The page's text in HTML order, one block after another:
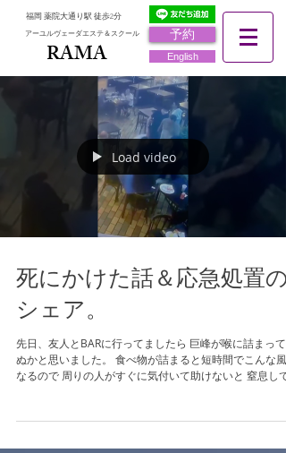
予約
福岡 薬院大通り駅 徒歩2分
アーユルヴェーダエステ＆スクール
RAMA English
Load video
死にかけた話＆応急処置の
シェア。
先日、友人とBARに行ってましたら 巨峰が喉に詰まって
ぬかと思いました。 食べ物が詰まると短時間でこんな風に
なるので 周りの人がすぐに気付いて助けないと 窒息して